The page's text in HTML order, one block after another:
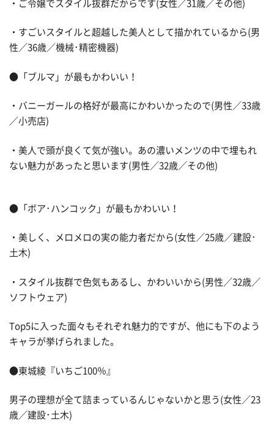
・ご令嬢でスタイル抜群だからです(女性／31歳／その他)
・すごいスタイルと超越した美人として描かれているから(男
性／36歳／機械･精密機器)
●「ブルマ」が最もかわいい！
・バニーガールの格好が最高にかわいかったので(男性／33歳
／小売店)
・美人で頭が良くて気が強い。あの濃いメンツの中で埋もれ
ない魅力があったと思います(男性／32歳／その他)
●「ボア･ハンコック」が最もかわいい！
・美しく、メロメロの実の能力者だから(女性／25歳／建設･
土木)
・スタイル抜群で色気もあるし、かわいいから(男性／32歳／
ソフトウェア)
Top5に入った面々もそれぞれ魅力的ですが、他にも下のよう
キャラが挙げられました。
●東城綾『いちご100％』
男子の理想が全て詰まっているんじゃないかと思う(女性／23
歳／建設･土木)